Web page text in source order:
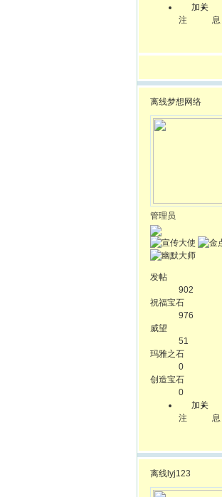
加关
注
息
离线梦想网络
管理员
发帖
902
祝福宝石
976
威望
51
玛雅之石
0
创造宝石
0
加关
注
息
离线 lyj123